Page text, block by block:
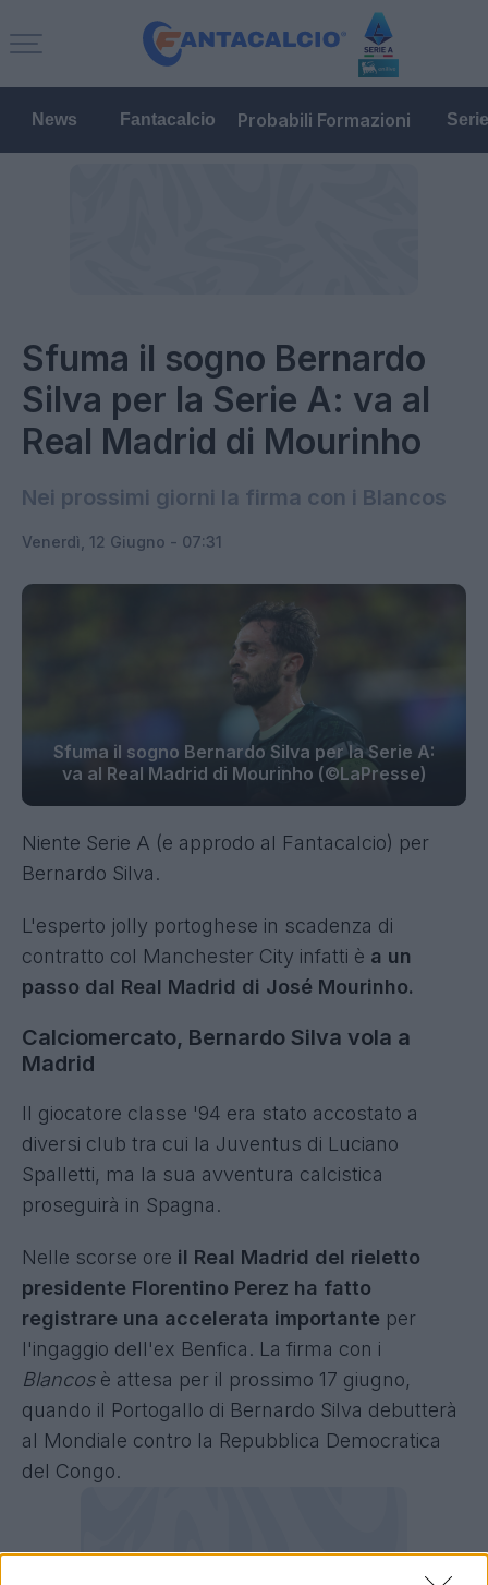
News Fantacalcio Probabili Formazioni
Sfuma il sogno Bernardo
Silva per la Serie A: va al
Real Madrid di Mourinho
Nei prossimi giorni la firma con i Blancos
Venerdì, 12 Giugno - 07:31
Sfuma il sogno Bernardo Silva per la Serie A:
va al Real Madrid di Mourinho (©LaPresse)
Niente Serie A (e approdo al Fantacalcio) per
Bernardo Silva.
L'esperto jolly portoghese in scadenza di
contratto col Manchester City infatti è a un
passo dal Real Madrid di José Mourinho.
Calciomercato, Bernardo Silva vola a
Madrid
Il giocatore classe '94 era stato accostato a
diversi club tra cui la Juventus di Luciano
Spalletti, ma la sua avventura calcistica
proseguirà in Spagna.
Nelle scorse ore il Real Madrid del rieletto
presidente Florentino Perez ha fatto
registrare una accelerata importante per
l'ingaggio dell'ex Benfica. La firma con i
Blancos è attesa per il prossimo 17 giugno,
quando il Portogallo di Bernardo Silva debutterà
al Mondiale contro la Repubblica Democratica
del Congo.